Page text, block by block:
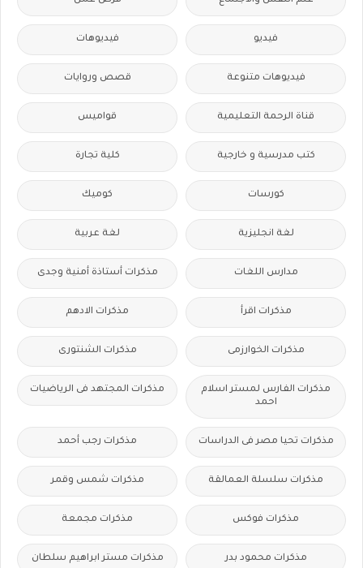
فيديو فيديوهات
فيديوهات متنوعة قصص وروايات
قناة الرحمة التعليمية قواميس
كتب مدرسية و خارجية كلية تجارة
كورسات كوميك
لغة انجليزية لغة عربية
مدارس اللغات مذكرات أستاذة أمنية وجدى
مذكرات اقرأ مذكرات الادهم
مذكرات الخوارزمى مذكرات الشنتورى
مذكرات الفارس لمستر اسلام
احمد
مذكرات المجتهد فى الرياضيات
مذكرات تحيا مصر فى الدراسات مذكرات رجب أحمد
مذكرات سلسلة العمالقة مذكرات شمس وقمر
مذكرات فوكس مذكرات مجمعة
مذكرات محمود بدر مذكرات مستر ابراهيم سلطان